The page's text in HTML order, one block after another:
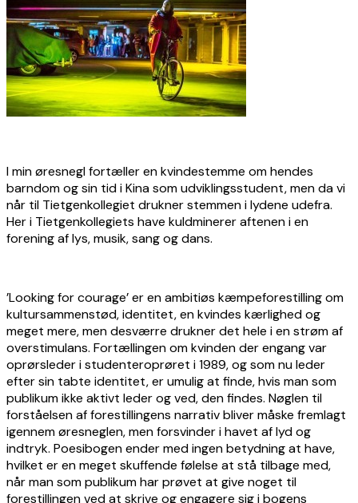
I min øresnegl fortæller en kvindestemme om hendes
barndom og sin tid i Kina som udviklingsstudent, men da vi
når til Tietgenkollegiet drukner stemmen i lydene udefra.
Her i Tietgenkollegiets have kuldminerer aftenen i en
forening af lys, musik, sang og dans.
’Looking for courage’ er en ambitiøs kæmpeforestilling om
kultursammenstød, identitet, en kvindes kærlighed og
meget mere, men desværre drukner det hele i en strøm af
overstimulans. Fortællingen om kvinden der engang var
oprørsleder i studenteroprøret i 1989, og som nu leder
efter sin tabte identitet, er umulig at finde, hvis man som
publikum ikke aktivt leder og ved, den findes. Nøglen til
forståelsen af forestillingens narrativ bliver måske fremlagt
igennem øresneglen, men forsvinder i havet af lyd og
indtryk. Poesibogen ender med ingen betydning at have,
hvilket er en meget skuffende følelse at stå tilbage med,
når man som publikum har prøvet at give noget til
forestillingen ved at skrive og engagere sig i bogens